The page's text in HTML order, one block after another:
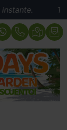
Tasación